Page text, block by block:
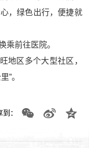
，绿色出行，便捷就
乘前往医院。
地区多个大型社区，
”。
：